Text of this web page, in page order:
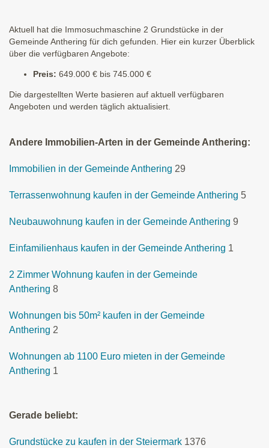
Aktuell hat die Immosuchmaschine 2 Grundstücke in der
Gemeinde Anthering für dich gefunden. Hier ein kurzer Überblick
über die verfügbaren Angebote:
Preis: 649.000 € bis 745.000 €
Die dargestellten Werte basieren auf aktuell verfügbaren
Angeboten und werden täglich aktualisiert.
Andere Immobilien-Arten in der Gemeinde Anthering:
Immobilien in der Gemeinde Anthering 29
Terrassenwohnung kaufen in der Gemeinde Anthering 5
Neubauwohnung kaufen in der Gemeinde Anthering 9
Einfamilienhaus kaufen in der Gemeinde Anthering 1
2 Zimmer Wohnung kaufen in der Gemeinde
Anthering 8
Wohnungen bis 50m² kaufen in der Gemeinde
Anthering 2
Wohnungen ab 1100 Euro mieten in der Gemeinde
Anthering 1
Gerade beliebt:
Grundstücke zu kaufen in der Steiermark 1376